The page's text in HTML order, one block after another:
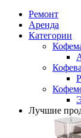
Ремонт
Аренда
Категории
Лучшие